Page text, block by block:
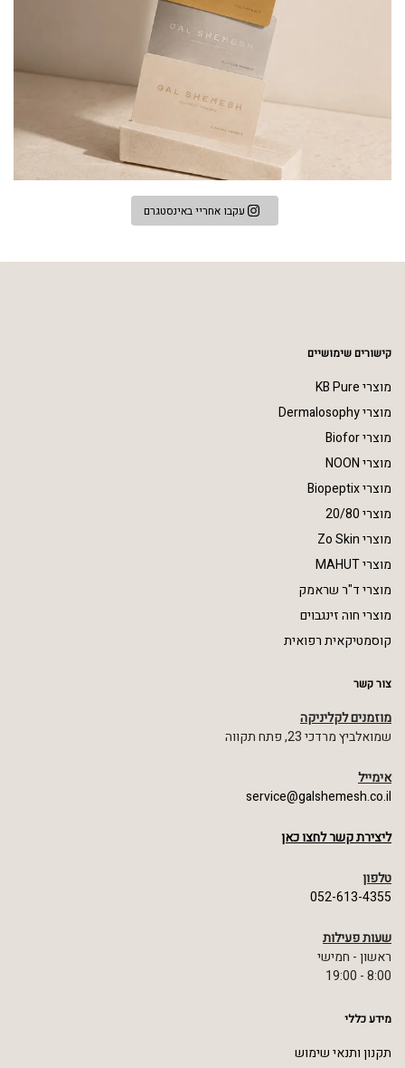
עקבו אחריי באינסטגרם
קישורים שימושיים
מוצרי KB Pure
מוצרי Dermalosophy
מוצרי Biofor
מוצרי NOON
מוצרי Biopeptix
מוצרי 20/80
מוצרי Zo Skin
מוצרי MAHUT
מוצרי ד"ר שראמק
מוצרי חוה זינגבוים
קוסמטיקאית רפואית
צור קשר
מוזמנים לקליניקה
שמואלביץ מרדכי 23, פתח תקווה
אימייל
service@galshemesh.co.il
ליצירת קשר לחצו כאן
טלפון
052-613-4355
שעות פעילות
ראשון - חמישי
8:00 - 19:00
מידע כללי
תקנון ותנאי שימוש